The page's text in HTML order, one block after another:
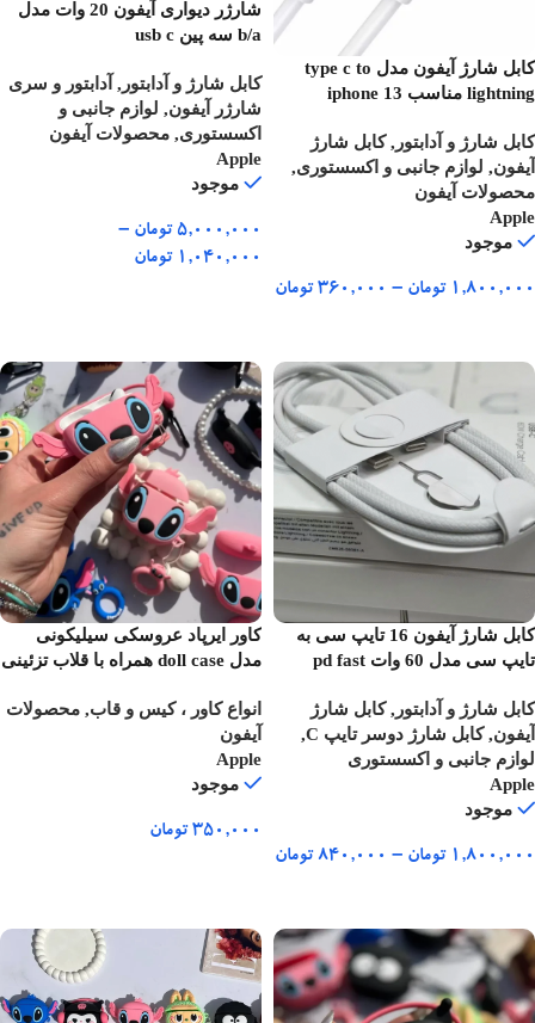
کابل شارژ آیفون مدل type c to
lightning مناسب iphone 13
کابل شارژ و آدابتور , کابل شارژ
آیفون, لوازم جانبی و اکسستوری,
محصولات آیفون
Apple
موجود
۱,۸۰۰,۰۰۰ تومان – ۳۶۰,۰۰۰ تومان
شارژر دیواری آیفون 20 وات مدل
b/a سه پین usb c
کابل شارژ و آدابتور , آدابتور و سری
شارژر آیفون, لوازم جانبی و
اکسستوری, محصولات آیفون
Apple
موجود
۵,۰۰۰,۰۰۰ تومان –
۱,۰۴۰,۰۰۰ تومان
کابل شارژ آیفون 16 تایپ سی به
تایپ سی مدل 60 وات pd fast
کابل شارژ و آدابتور , کابل شارژ
آیفون, کابل شارژ دوسر تایپ C
,
لوازم جانبی و اکسستوری
Apple
موجود
۱,۸۰۰,۰۰۰ تومان – ۸۴۰,۰۰۰ تومان
کاور ایرپاد عروسکی سیلیکونی
مدل doll case همراه با قلاب تزئینی
انواع کاور ، کیس و قاب, محصولات
آیفون
Apple
موجود
۳۵۰,۰۰۰ تومان